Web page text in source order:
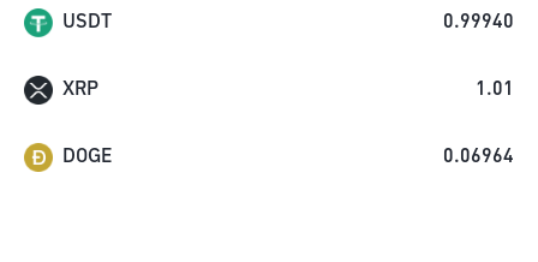
USDT 0.99940
XRP 1.01
DOGE 0.06964